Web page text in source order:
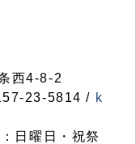
西4-8-2
23-5814 / k
日曜日・祝祭